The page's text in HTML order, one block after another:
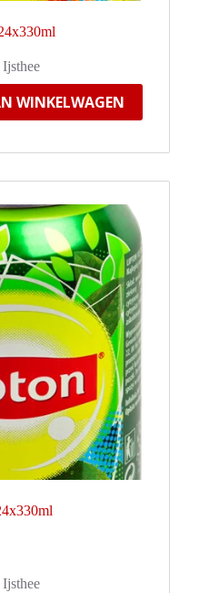
Ijsthee
WINKELWAGEN
Ijsthee